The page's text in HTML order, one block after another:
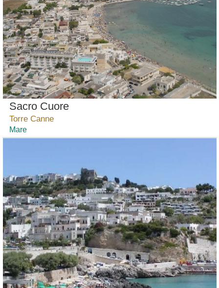
Sacro Cuore
Torre Canne
Mare